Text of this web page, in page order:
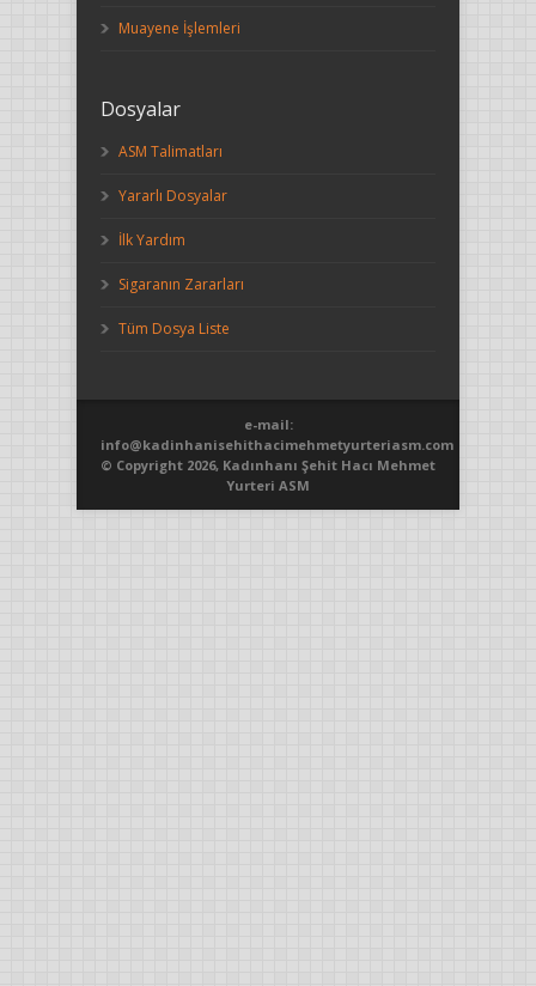
Muayene İşlemleri
Dosyalar
ASM Talimatları
Yararlı Dosyalar
İlk Yardım
Sigaranın Zararları
Tüm Dosya Liste
e-mail:
info@kadinhanisehithacimehmetyurteriasm.com
© Copyright 2026, Kadınhanı Şehit Hacı Mehmet
Yurteri ASM